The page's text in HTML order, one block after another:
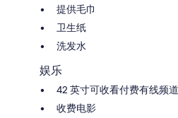
提供毛巾
卫生纸
洗发水
娱乐
42 英寸可收看付费有线频
收费电影